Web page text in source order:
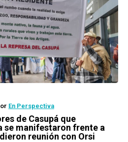
En Perspectiva
de Casupá que
se manifestaron frente a
reunión con Orsi